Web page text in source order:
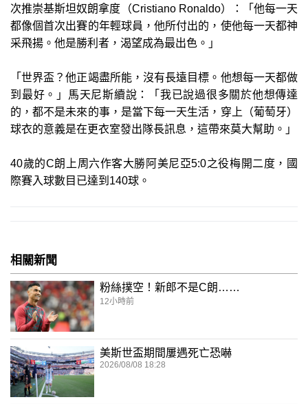
次推崇基斯坦奴朗拿度（Cristiano Ronaldo）：「他每一天
都像個首次出賽的年輕球員，他所付出的，使他每一天都神
采飛揚。他是勝利者，渴望成為最出色。」
「世界盃？他正竭盡所能，沒有長遠目標。他想每一天都做
到最好。」馬天尼斯續說：「我已說過很多關於他想傳達
的，都不是未來的事，是當下每一天生活，穿上（葡萄牙）
球衣的意義是在更衣室發出隊長訊息，這帶來莫大幫助。」
40歲的C朗上周六作客大勝阿美尼亞5:0之役梅開二度，國
際賽入球數目已達到140球。
相關新聞
粉絲撲空！新郎不是C朗……
12小時前
美斯世盃期間屢遇死亡恐嚇
2026/08/08 18:28